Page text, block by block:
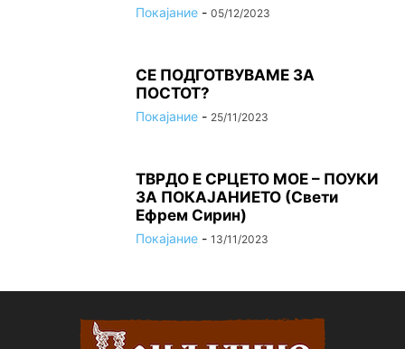
Покајание - 05/12/2023
СЕ ПОДГОТВУВАМЕ ЗА
ПОСТОТ?
Покајание - 25/11/2023
ТВРДО Е СРЦЕТО МОЕ – ПОУКИ
ЗА ПОКАЈАНИЕТО (Свети
Ефрем Сирин)
Покајание - 13/11/2023